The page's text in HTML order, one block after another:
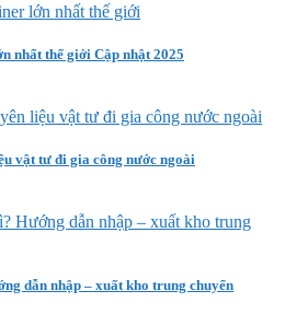
nhất thế giới Cập nhật 2025
vật tư đi gia công nước ngoài
dẫn nhập – xuất kho trung chuyển